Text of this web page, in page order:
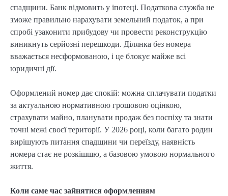
спадщини. Банк відмовить у іпотеці. Податкова служба не
зможе правильно нарахувати земельний податок, а при
спробі узаконити прибудову чи провести реконструкцію
виникнуть серйозні перешкоди. Ділянка без номера
вважається несформованою, і це блокує майже всі
юридичні дії.
Оформлений номер дає спокій: можна сплачувати податки
за актуальною нормативною грошовою оцінкою,
страхувати майно, планувати продаж без поспіху та знати
точні межі своєї території. У 2026 році, коли багато родин
вирішують питання спадщини чи переїзду, наявність
номера стає не розкішшю, а базовою умовою нормального
життя.
Коли саме час зайнятися оформленням